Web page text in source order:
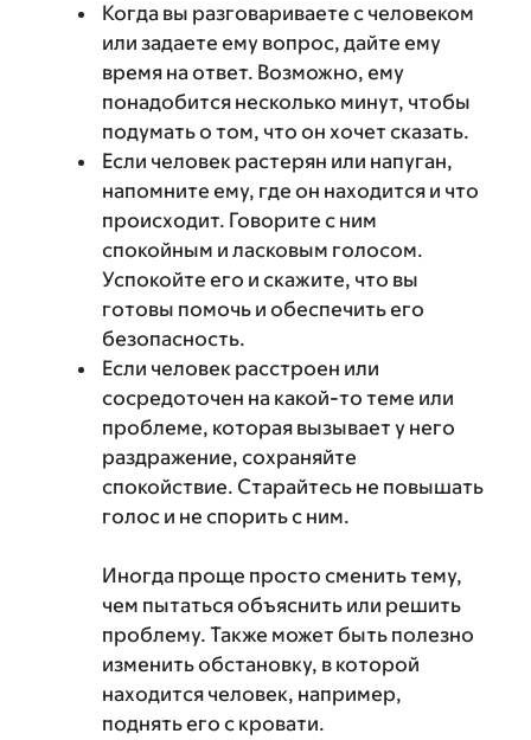
Когда вы разговариваете с человеком
или задаете ему вопрос, дайте ему
время на ответ. Возможно, ему
понадобится несколько минут, чтобы
подумать о том, что он хочет сказать.
Если человек растерян или напуган,
напомните ему, где он находится и что
происходит. Говорите с ним
спокойным и ласковым голосом.
Успокойте его и скажите, что вы
готовы помочь и обеспечить его
безопасность.
Если человек расстроен или
сосредоточен на какой-то теме или
проблеме, которая вызывает у него
раздражение, сохраняйте
спокойствие. Старайтесь не повышать
голос и не спорить с ним.
Иногда проще просто сменить тему,
чем пытаться объяснить или решить
проблему. Также может быть полезно
изменить обстановку, в которой
находится человек, например,
поднять его с кровати.